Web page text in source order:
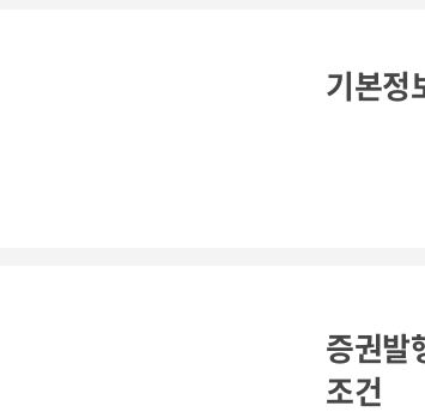
기본정
증권발
조건